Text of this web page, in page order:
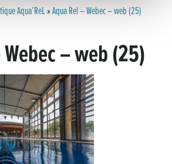
d’épuration (STEP) de Trenal
2026
», l’avant-première au Cinéma 4C !
du Jura 2025
Aqua’ReL»Aqua Rel – Webec – web (25)
– web (25)